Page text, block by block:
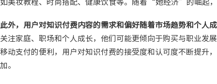
如美妆教程、时尚搭配、健康饮食等。随着“她经济”的崛起
此外，用户对知识付费内容的需求和偏好随着市场趋势和个人
关注家庭、职场和个人成长，他们可能更倾向于购买与职业发
移动支付的便利，用户对知识付费的接受度和认可度不断提升
加。